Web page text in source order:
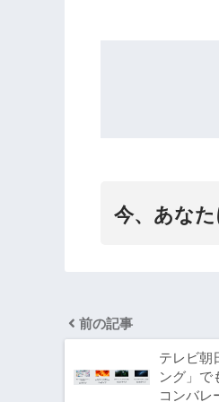
今、あな
前の記事
テレビ朝
ング」で
コンバ